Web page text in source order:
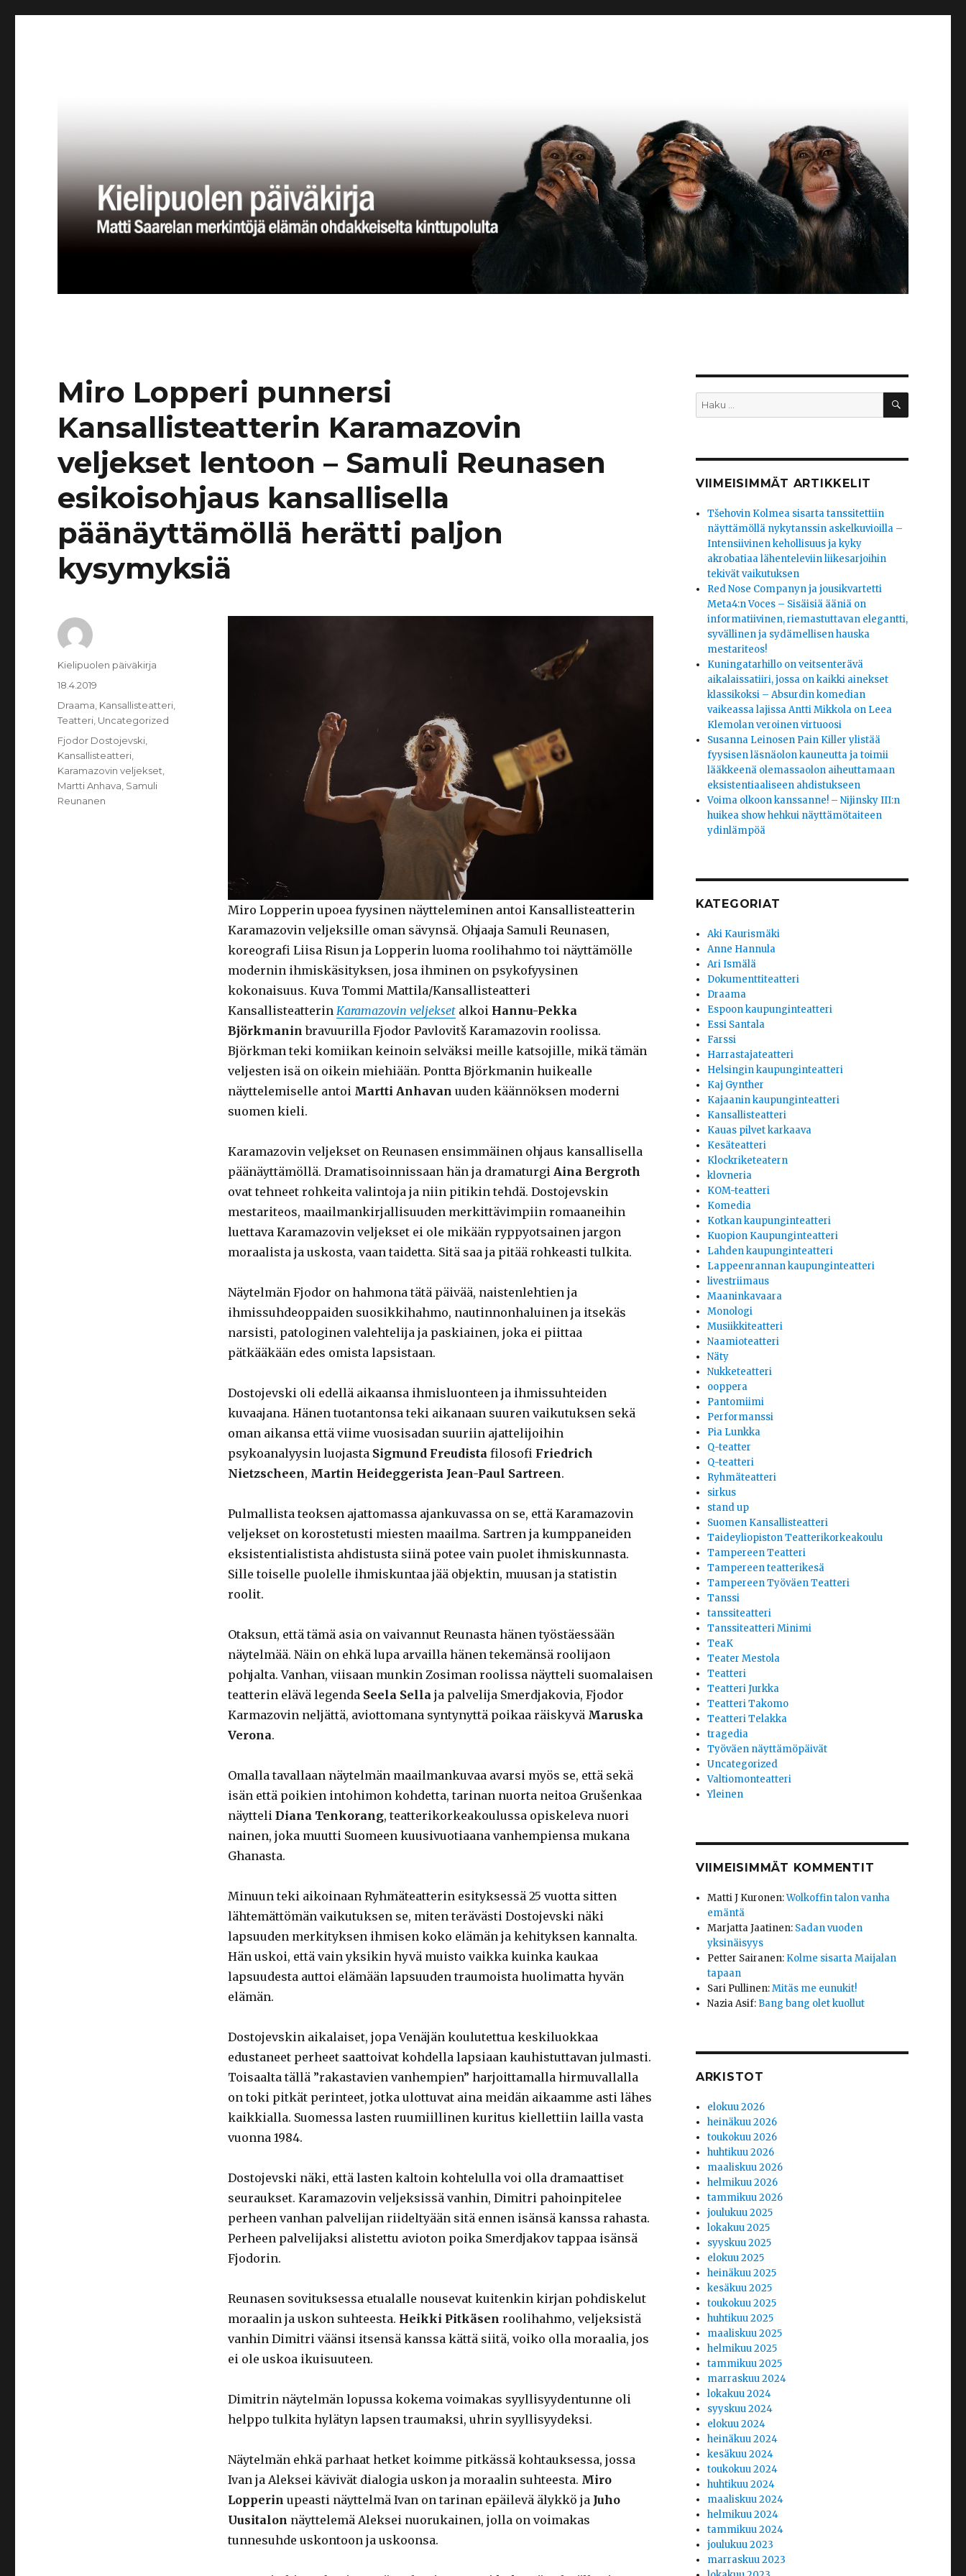
Miro Lopperi punnersi
Kansallisteatterin Karamazovin
veljekset lentoon – Samuli Reunasen
esikoisohjaus kansallisella
päänäyttämöllä herätti paljon
kysymyksiä
Miro Lopperin upoea fyysinen näytteleminen antoi Kansallisteatterin
Karamazovin veljeksille oman sävynsä. Ohjaaja Samuli Reunasen,
koreografi Liisa Risun ja Lopperin luoma roolihahmo toi näyttämölle
modernin ihmiskäsityksen, josa ihminen on psykofyysinen
kokonaisuus. Kuva Tommi Mattila/Kansallisteatteri
Kansallisteatterin Karamazovin veljeksetalkoi Hannu-Pekka
Björkmanin bravuurilla Fjodor Pavlovitš Karamazovin roolissa.
Björkman teki komiikan keinoin selväksi meille katsojille, mikä tämän
veljesten isä on oikein miehiään. Pontta Björkmanin huikealle
näyttelemiselle antoi Martti Anhavan uuden käännöksen moderni
suomen kieli.
Karamazovin veljekset on Reunasen ensimmäinen ohjaus kansallisella
päänäyttämöllä. Dramatisoinnissaan hän ja dramaturgi Aina Bergroth
ovat tehneet rohkeita valintoja ja niin pitikin tehdä. Dostojevskin
mestariteos, maailmankirjallisuuden merkittävimpiin romaaneihin
luettava Karamazovin veljekset ei ole mikään ryppyotsainen jargon
moraalista ja uskosta, vaan taidetta. Sitä saa ja pitää rohkeasti tulkita.
Näytelmän Fjodor on hahmona tätä päivää, naistenlehtien ja
ihmissuhdeoppaiden suosikkihahmo, nautinnonhaluinen ja itsekäs
narsisti, patologinen valehtelija ja paskiainen, joka ei piittaa
pätkääkään edes omista lapsistaan.
Dostojevski oli edellä aikaansa ihmisluonteen ja ihmissuhteiden
kuvaajana. Hänen tuotantonsa teki aikanaan suuren vaikutuksen sekä
oman aikansa että viime vuosisadan suuriin ajattelijoihin
psykoanalyysin luojasta Sigmund Freudista filosofi Friedrich
Nietzscheen, Martin Heideggerista Jean-Paul Sartreen.
Pulmallista teoksen ajattomassa ajankuvassa on se, että Karamazovin
veljekset on korostetusti miesten maailma. Sartren ja kumppaneiden
eksistentialistista ahdistusta siinä potee vain puolet ihmiskunnasta.
Sille toiselle puolelle ihmiskuntaa jää objektin, muusan ja statistin
roolit.
Otaksun, että tämä asia on vaivannut Reunasta hänen työstäessään
näytelmää. Näin on ehkä lupa arvailla hänen tekemänsä roolijaon
pohjalta. Vanhan, viisaan munkin Zosiman roolissa näytteli suomalaisen
teatterin elävä legenda Seela Sella ja palvelija Smerdjakovia, Fjodor
Karmazovin neljättä, aviottomana syntynyttä poikaa räiskyvä Maruska
Verona.
Omalla tavallaan näytelmän maailmankuvaa avarsi myös se, että sekä
isän että poikien intohimon kohdetta, tarinan nuorta neitoa Grušenkaa
näytteli Diana Tenkorang, teatterikorkeakoulussa opiskeleva nuori
nainen, joka muutti Suomeen kuusivuotiaana vanhempiensa mukana
Ghanasta.
Minuun teki aikoinaan Ryhmäteatterin esityksessä 25 vuotta sitten
lähtemättömän vaikutuksen se, miten terävästi Dostojevski näki
lapsuuden merkityksen ihmisen koko elämän ja kehityksen kannalta.
Hän uskoi, että vain yksikin hyvä muisto vaikka kuinka kaukaa
lapsuudesta auttoi elämään lapsuuden traumoista huolimatta hyvän
elämän.
Dostojevskin aikalaiset, jopa Venäjän koulutettua keskiluokkaa
edustaneet perheet saattoivat kohdella lapsiaan kauhistuttavan julmasti.
Toisaalta tällä ”rakastavien vanhempien” harjoittamalla hirmuvallalla
on toki pitkät perinteet, jotka ulottuvat aina meidän aikaamme asti lähes
kaikkialla. Suomessa lasten ruumiillinen kuritus kiellettiin lailla vasta
vuonna 1984.
Dostojevski näki, että lasten kaltoin kohtelulla voi olla dramaattiset
seuraukset. Karamazovin veljeksissä vanhin, Dimitri pahoinpitelee
perheen vanhan palvelijan riideltyään sitä ennen isänsä kanssa rahasta.
Perheen palvelijaksi alistettu avioton poika Smerdjakov tappaa isänsä
Fjodorin.
Reunasen sovituksessa etualalle nousevat kuitenkin kirjan pohdiskelut
moraalin ja uskon suhteesta. Heikki Pitkäsen roolihahmo, veljeksistä
vanhin Dimitri väänsi itsensä kanssa kättä siitä, voiko olla moraalia, jos
ei ole uskoa ikuisuuteen.
Dimitrin näytelmän lopussa kokema voimakas syyllisyydentunne oli
helppo tulkita hylätyn lapsen traumaksi, uhrin syyllisyydeksi.
Näytelmän ehkä parhaat hetket koimme pitkässä kohtauksessa, jossa
Ivan ja Aleksei kävivät dialogia uskon ja moraalin suhteesta. Miro
Lopperin upeasti näyttelmä Ivan on tarinan epäilevä älykkö ja Juho
Uusitalon näyttelemä Aleksei nuorukainen, jolla on voimakas
tunnesuhde uskontoon ja uskoonsa.
Kirjoittaja
Kielipuolen päiväkirja
Julkaistu
18.4.2019
Kategoriat
Draama Kansallisteatteri
Teatteri Uncategorized
Avainsanat
Fjodor Dostojevski
Kansallisteatteri
Karamazovin veljekset
Martti Anhava Samuli
Reunanen
Etsi: HAKU
VIIMEISIMMÄT ARTIKKELIT
Tšehovin Kolmea sisarta tanssitettiin
näyttämöllä nykytanssin askelkuvioilla –
Intensiivinen kehollisuus ja kyky
akrobatiaa lähenteleviin liikesarjoihin
tekivät vaikutuksen
Red Nose Companyn ja jousikvartetti
Meta4:n Voces – Sisäisiä ääniä on
informatiivinen, riemastuttavan elegantti,
syvällinen ja sydämellisen hauska
mestariteos!
Kuningatarhillo on veitsenterävä
aikalaissatiiri, jossa on kaikki ainekset
klassikoksi – Absurdin komedian
vaikeassa lajissa Antti Mikkola on Leea
Klemolan veroinen virtuoosi
Susanna Leinosen Pain Killer ylistää
fyysisen läsnäolon kauneutta ja toimii
lääkkeenä olemassaolon aiheuttamaan
eksistentiaaliseen ahdistukseen
Voima olkoon kanssanne! – Nijinsky III:n
huikea show hehkui näyttämötaiteen
ydinlämpöä
KATEGORIAT
Aki Kaurismäki
Anne Hannula
Ari Ismälä
Dokumenttiteatteri
Draama
Espoon kaupunginteatteri
Essi Santala
Farssi
Harrastajateatteri
Helsingin kaupunginteatteri
Kaj Gynther
Kajaanin kaupunginteatteri
Kansallisteatteri
Kauas pilvet karkaava
Kesäteatteri
Klockriketeatern
klovneria
KOM-teatteri
Komedia
Kotkan kaupunginteatteri
Kuopion Kaupunginteatteri
Lahden kaupunginteatteri
Lappeenrannan kaupunginteatteri
livestriimaus
Maaninkavaara
Monologi
Musiikkiteatteri
Naamioteatteri
Näty
Nukketeatteri
ooppera
Pantomiimi
Performanssi
Pia Lunkka
Q-teatter
Q-teatteri
Ryhmäteatteri
sirkus
stand up
Suomen Kansallisteatteri
Taideyliopiston Teatterikorkeakoulu
Tampereen Teatteri
Tampereen teatterikesä
Tampereen Työväen Teatteri
Tanssi
tanssiteatteri
Tanssiteatteri Minimi
TeaK
Teater Mestola
Teatteri
Teatteri Jurkka
Teatteri Takomo
Teatteri Telakka
tragedia
Työväen näyttämöpäivät
Uncategorized
Valtiomonteatteri
Yleinen
VIIMEISIMMÄT KOMMENTIT
Matti J Kuronen:Wolkoffin talon vanha
emäntä
Marjatta Jaatinen: Sadan vuoden
yksinäisyys
Petter Sairanen: Kolme sisarta Maijalan
tapaan
Sari Pullinen:Mitäs me eunukit!
Nazia Asif: Bang bang olet kuollut
ARKISTOT
elokuu 2026
heinäkuu 2026
toukokuu 2026
huhtikuu 2026
maaliskuu 2026
helmikuu 2026
tammikuu 2026
joulukuu 2025
lokakuu 2025
syyskuu 2025
elokuu 2025
heinäkuu 2025
kesäkuu 2025
toukokuu 2025
huhtikuu 2025
maaliskuu 2025
helmikuu 2025
tammikuu 2025
marraskuu 2024
lokakuu 2024
syyskuu 2024
elokuu 2024
heinäkuu 2024
kesäkuu 2024
toukokuu 2024
huhtikuu 2024
maaliskuu 2024
helmikuu 2024
tammikuu 2024
joulukuu 2023
marraskuu 2023